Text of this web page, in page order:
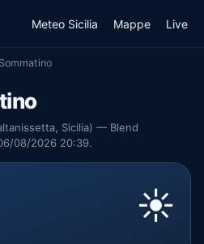
Meteo Sicilia Mappe Live
Sommatino
Sicilia) — Blend
08/2026 20:39.
☀️